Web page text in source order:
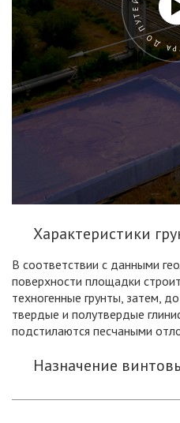
Характеристики
В соответствии с данными
поверхности площадки
техногенные грунты, затем,
твердые и полутвердые
подстилаются песчаными
Назначение